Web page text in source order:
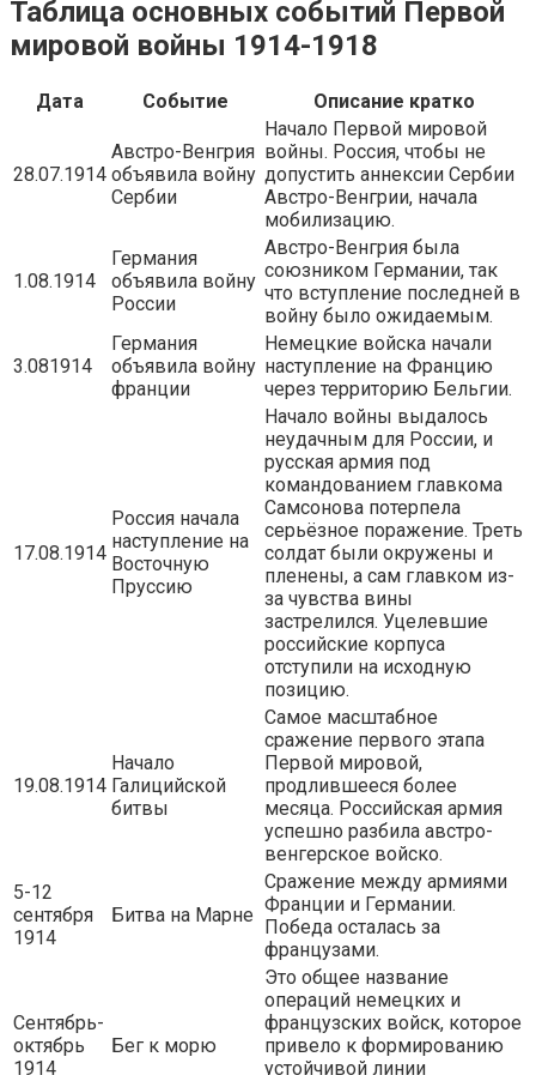
Таблица основных событий Первой
мировой войны 1914-1918
Дата Событие Описание кратко
28.07.1914
Австро-Венгрия
объявила войну
Сербии
Начало Первой мировой
войны. Россия, чтобы не
допустить аннексии Сербии
Австро-Венгрии, начала
мобилизацию.
1.08.1914
Германия
объявила войну
России
Австро-Венгрия была
союзником Германии, так
что вступление последней в
войну было ожидаемым.
3.081914
Германия
объявила войну
франции
Немецкие войска начали
наступление на Францию
через территорию Бельгии.
17.08.1914
Россия начала
наступление на
Восточную
Пруссию
Начало войны выдалось
неудачным для России, и
русская армия под
командованием главкома
Самсонова потерпела
серьёзное поражение. Треть
солдат были окружены и
пленены, а сам главком из-
за чувства вины
застрелился. Уцелевшие
российские корпуса
отступили на исходную
позицию.
19.08.1914
Начало
Галицийской
битвы
Самое масштабное
сражение первого этапа
Первой мировой,
продлившееся более
месяца. Российская армия
успешно разбила австро-
венгерское войско.
5-12
сентября
1914
Битва на Марне
Сражение между армиями
Франции и Германии.
Победа осталась за
французами.
Сентябрь-
октябрь
1914
Бег к морю
Это общее название
операций немецких и
французских войск, которое
привело к формированию
устойчивой линии